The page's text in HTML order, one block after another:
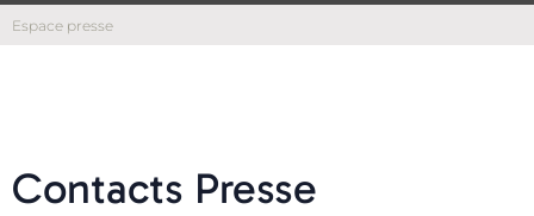
Espace presse
Contacts Presse